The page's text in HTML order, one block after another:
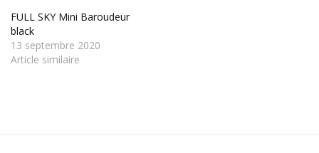
FULL SKY Mini Baroudeur
black
13 septembre 2020
Article similaire